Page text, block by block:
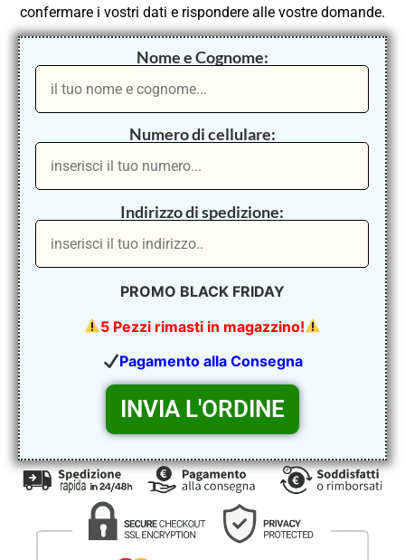
confermare i vostri dati e rispondere alle vostre domande.
Nome e Cognome:
Numero di cellulare:
Indirizzo di spedizione:
PROMO BLACK FRIDAY
5 Pezzi rimasti in magazzino!
Pagamento alla Consegna